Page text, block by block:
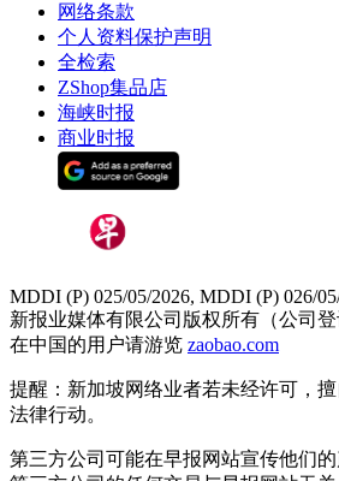
网络条款
个人资料保护声明
全检索
ZShop集品店
海峡时报
商业时报
MDDI (P) 025/05/2026, MDDI (P) 026/
新报业媒体有限公司版权所有（公司登
在中国的用户请游览 zaobao.com
提醒：新加坡网络业者若未经许可，
法律行动。
第三方公司可能在早报网站宣传他们